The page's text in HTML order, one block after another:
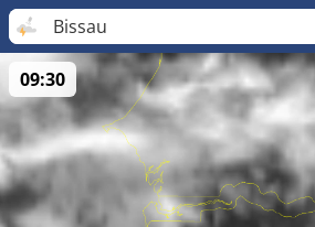
Bissau
09:30